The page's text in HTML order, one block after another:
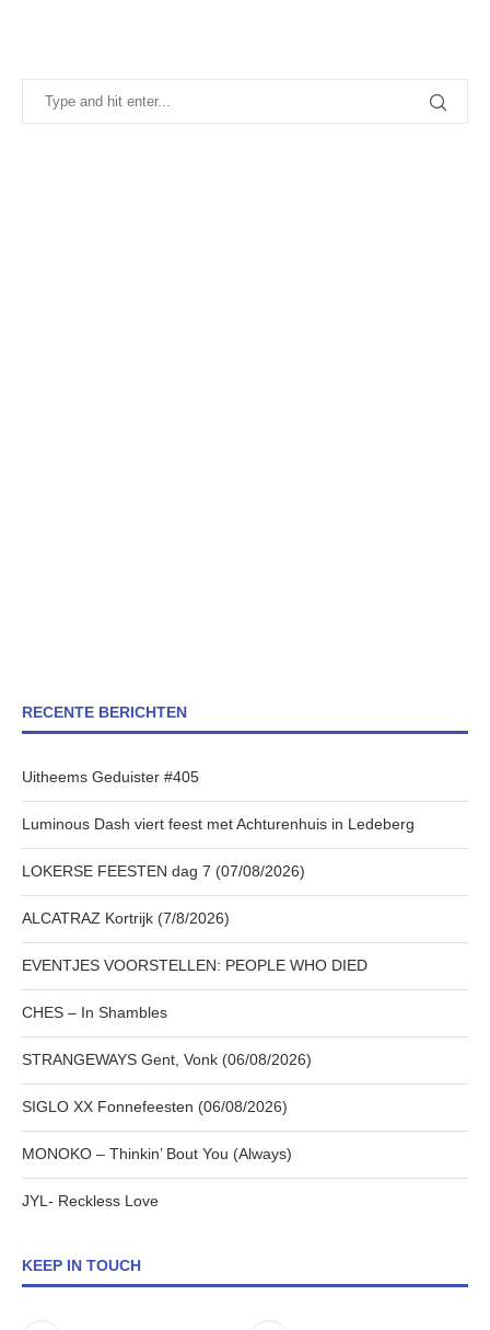
RECENTE BERICHTEN
Uitheems Geduister #405
Luminous Dash viert feest met Achturenhuis in Ledeberg
LOKERSE FEESTEN dag 7 (07/08/2026)
ALCATRAZ Kortrijk (7/8/2026)
EVENTJES VOORSTELLEN: PEOPLE WHO DIED
CHES – In Shambles
STRANGEWAYS Gent, Vonk (06/08/2026)
SIGLO XX Fonnefeesten (06/08/2026)
MONOKO – Thinkin’ Bout You (Always)
JYL- Reckless Love
KEEP IN TOUCH